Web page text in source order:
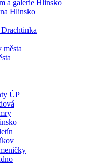
a galerie Hlinsko
Hlinsko
města
ÚP